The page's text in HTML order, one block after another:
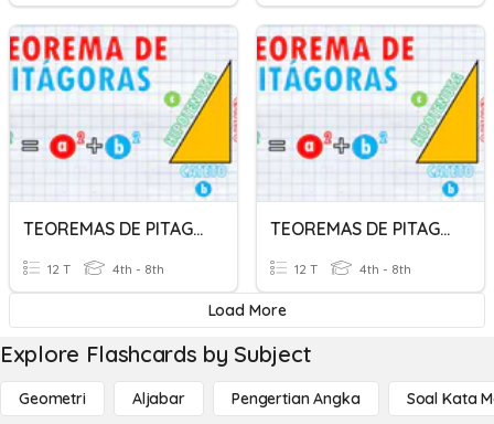
TEOREMAS DE PITAGORAS
12 T 4th - 8th
TEOREMAS DE PITAGORAS
12 T 4th - 8th
Load More
Explore Flashcards by Subject
Geometri Aljabar Pengertian Angka Soal Kata